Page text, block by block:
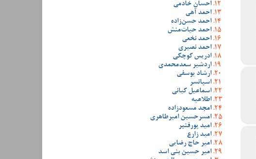
احسان خادمی
احمد آهی
احمد حسن‌زاده
احمد حیات‌منش
احمد نخعی
احمد نصیری
ادریس کوچکی
اردشیر سعدمحمدی
ارشاد یوسفی
اسپانسر
اسماعیل کیانی
اطلاعیه
امجد مسعودزاده
امسرحسین امیرطاهری
امید پورقنبر
امید زارع
امیر حاج رضایی
امیر حسین بنی اسد